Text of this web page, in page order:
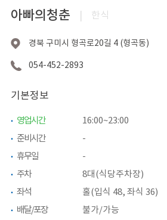
아빠의청춘 한식
경북 구미시 형곡로20길 4 (형곡동)
054-452-2893
기본정보
영업시간
16:00~23:00
준비시간
-
휴무일
-
주차
8대(식당주차장)
좌석
홀(입식 48, 좌식 36)
배달/포장
불가/가능